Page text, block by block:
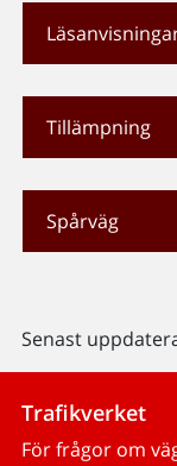
Tillämpning
Spårväg
Senast
Trafikverket
För frågor om